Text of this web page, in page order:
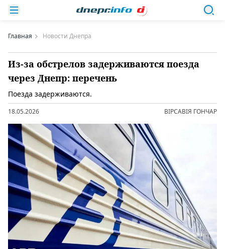
Главная Новости Днепра
Из-за обстрелов задерживаются поезда
через Днепр: перечень
Поезда задерживаются.
18.05.2026 ВІРСАВІЯ ГОНЧАР